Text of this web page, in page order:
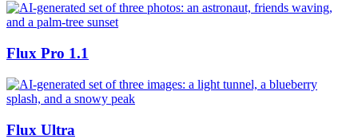
Flux Pro 1.1
Flux Ultra